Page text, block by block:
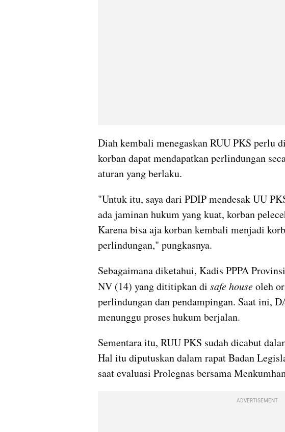
Diah kembali menegaskan RUU PKS perlu
korban dapat mendapatkan perlindungan
aturan yang berlaku.
"Untuk itu, saya dari PDIP mendesak UU
ada jaminan hukum yang kuat, korban
Karena bisa aja korban kembali menjadi
perlindungan," pungkasnya.
Sebagaimana diketahui, Kadis PPPA
NV (14) yang dititipkan di safe house oleh
perlindungan dan pendampingan. Saat ini,
menunggu proses hukum berjalan.
Sementara itu, RUU PKS sudah dicabut
Hal itu diputuskan dalam rapat Badan
saat evaluasi Prolegnas bersama
ADVERTISEMENT